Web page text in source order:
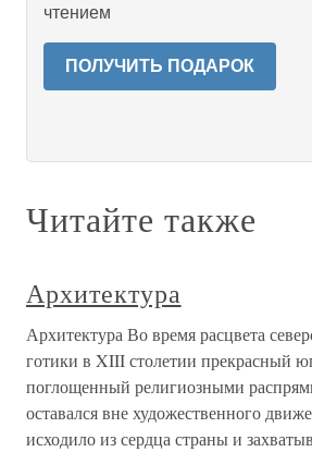
чтением
ПОЛУЧИТЬ ПОДАРОК
Читайте также
Архитектура
Архитектура Во время расцвета
готики в XIII столетии прекрасный
поглощенный религиозными
оставался вне художественного
исходило из сердца страны и